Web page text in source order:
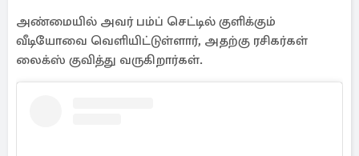
அண்மையில் அவர் பம்ப் செட்டில் குளிக்கும்
வீடியோவை வெளியிட்டுள்ளார், அதற்கு ரசிகர்கள்
லைக்ஸ் குவித்து வருகிறார்கள்.